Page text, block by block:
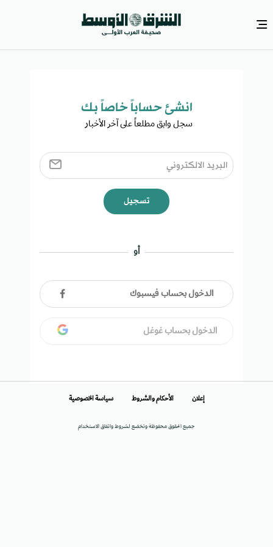
انشئ حساباً خاصاً بك​
سجل وابق مطلعاً على آخر الأخبار ​
تسجيل
أو
الدخول بحساب فيسبوك
الدخول بحساب غوغل
جميع الحقوق محفوظة وتخضع لشروط واتفاق الاستخدام
إعلان الأحكام والشروط سياسة الخصوصية